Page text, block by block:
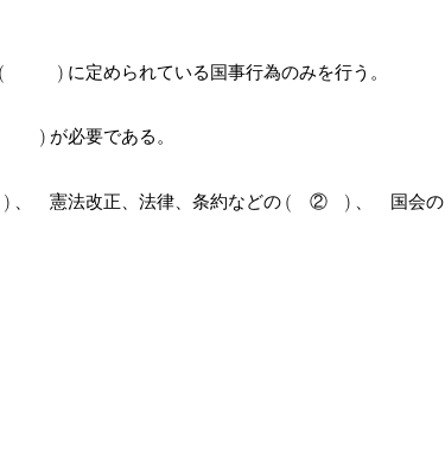
に定められている国事行為のみを行う。
が必要である。
、 憲法改正、法律、条約などの ②
、 国会の